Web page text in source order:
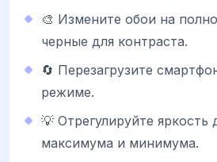
🎨 Измените обои на
черные для контраста.
🔄 Перезагрузите
режиме.
💡 Отрегулируйте яркость
максимума и минимума.